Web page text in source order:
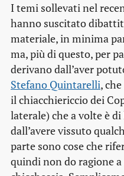
I temi sollevati nel
hanno suscitato
materiale, in minima
ma, più di questo, per
derivano dall’aver
Stefano Quintarelli,
il chiacchiericcio dei
laterale) che a volte è
dall’avere vissuto
parte sono cose che
quindi non do ragione